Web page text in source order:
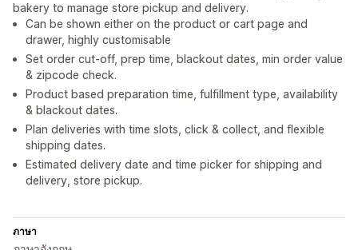
bakery to manage store pickup and delivery.
Can be shown either on the product or cart page and
drawer, highly customisable
Set order cut-off, prep time, blackout dates, min order value
& zipcode check.
Product based preparation time, fulfillment type, availability
& blackout dates.
Plan deliveries with time slots, click & collect, and flexible
shipping dates.
Estimated delivery date and time picker for shipping and
delivery, store pickup.
ภาษา